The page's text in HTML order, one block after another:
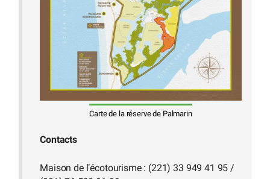
Carte de la réserve de Palmarin
Contacts
Maison de l’écotourisme : (221) 33 949 41 95 /